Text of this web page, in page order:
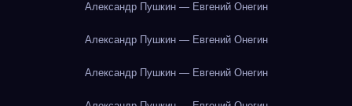
Александр Пушкин — Евгений Онегин
Александр Пушкин — Евгений Онегин
Александр Пушкин — Евгений Онегин